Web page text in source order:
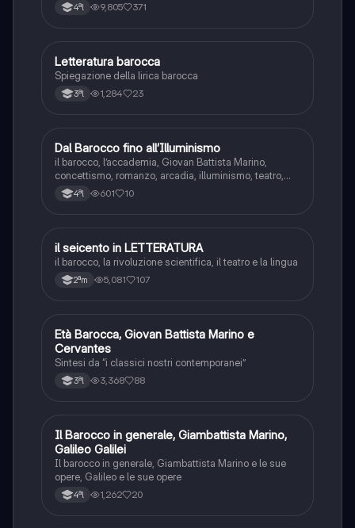
4ªl 9,805 371
Italiano
Letteratura barocca
Spiegazione della lirica barocca
3ªl 1,284 23
Italiano
Dal Barocco fino all’Illuminismo
il barocco, l’accademia, Giovan Battista Marino,
concettismo, romanzo, arcadia, illuminismo, teatro,
letteratura utile
4ªl 601 10
Italiano
il seicento in LETTERATURA
il barocco, la rivoluzione scientifica, il teatro e la lingua
2ªm 5,081 107
Italiano
Età Barocca, Giovan Battista Marino e
Cervantes
Sintesi da “i classici nostri contemporanei”
3ªl 3,368 88
Italiano
Il Barocco in generale, Giambattista Marino,
Galileo Galilei
Il barocco in generale, Giambattista Marino e le sue
opere, Galileo e le sue opere
4ªl 1,262 20